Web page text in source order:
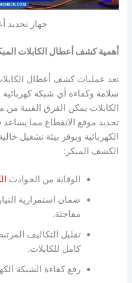
جهاز تحديد
أهمية كشف أعطال الكابلات
تعد عمليات كشف أعطال
سلامة وكفاءة أي شبكة
الكابلات يمكن الفرق الفنية
تحديد موقع الانقطاع مما
الكهربائية ويوفر بيئة تشغيل
الكشف المبكر:
الوقاية من الحوادث
ضمان استمرارية
مفاجئة.
تقليل التكاليف
كامل للكابلات.
رفع كفاءة الشبكة